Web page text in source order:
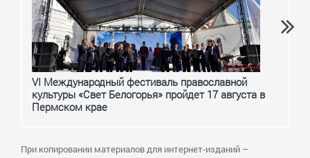
VI Международный фестиваль православной
культуры «Свет Белогорья» пройдет 17 августа в
Пермском крае
При копировании материалов для интернет-изданий –